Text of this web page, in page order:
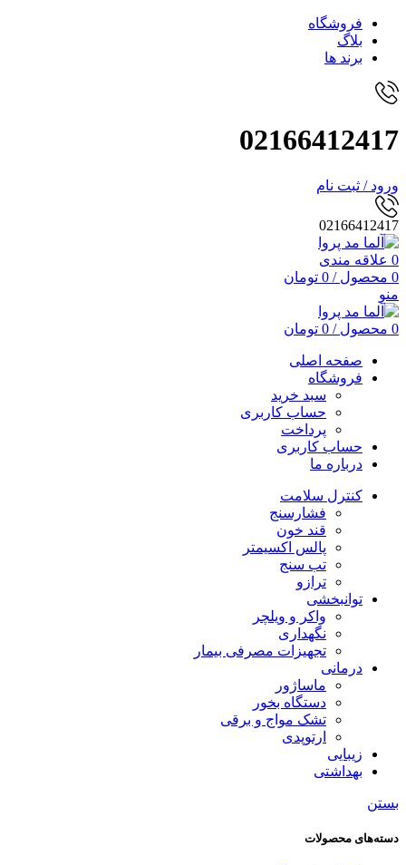
فروشگاه
بلاگ
برند ها
02166412417
ورود / ثبت نام
02166412417
0 علاقه مندی
0 محصول /
0 تومان
منو
0 محصول /
0 تومان
صفحه اصلی
فروشگاه
سبد خرید
حساب کاربری
پرداخت
حساب کاربری
درباره ما
کنترل سلامت
فشارسنج
قند خون
پالس اکسیمتر
تب سنج
ترازو
توانبخشی
واکر و ویلچر
نگهداری
تجهیزات مصرفی بیمار
درمانی
ماساژور
دستگاه بخور
تشک مواج و برقی
ارتوپدی
زیبایی
بهداشتی
بستن
دسته‌های محصولات